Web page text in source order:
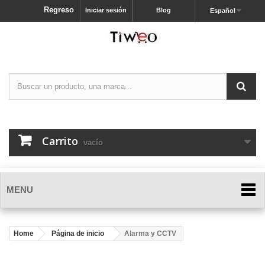
Español
Blog
Iniciar sesión
Regreso
Carrito vacío
MENU
Home Página de inicio Alarma y CCTV